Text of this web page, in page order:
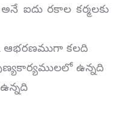
ఐదు రకాల కర్మలకు
కలది
ఉన్నది